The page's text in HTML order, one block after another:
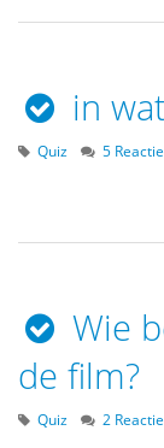
in
Quiz 5
Wie
de film?
Quiz 2